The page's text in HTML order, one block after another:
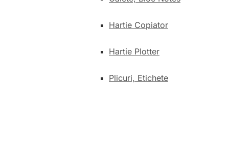
Hartie Copiator
Hartie Plotter
Plicuri, Etichete